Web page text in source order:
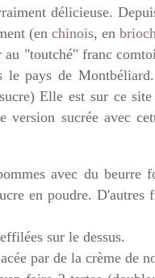
délicieuse.
(en chinois, en
"toutché" franc
le pays de
Elle est sur ce
version sucrée avec
avec du beurre
en poudre. D'autres
sur le dessus.
par de la crème de